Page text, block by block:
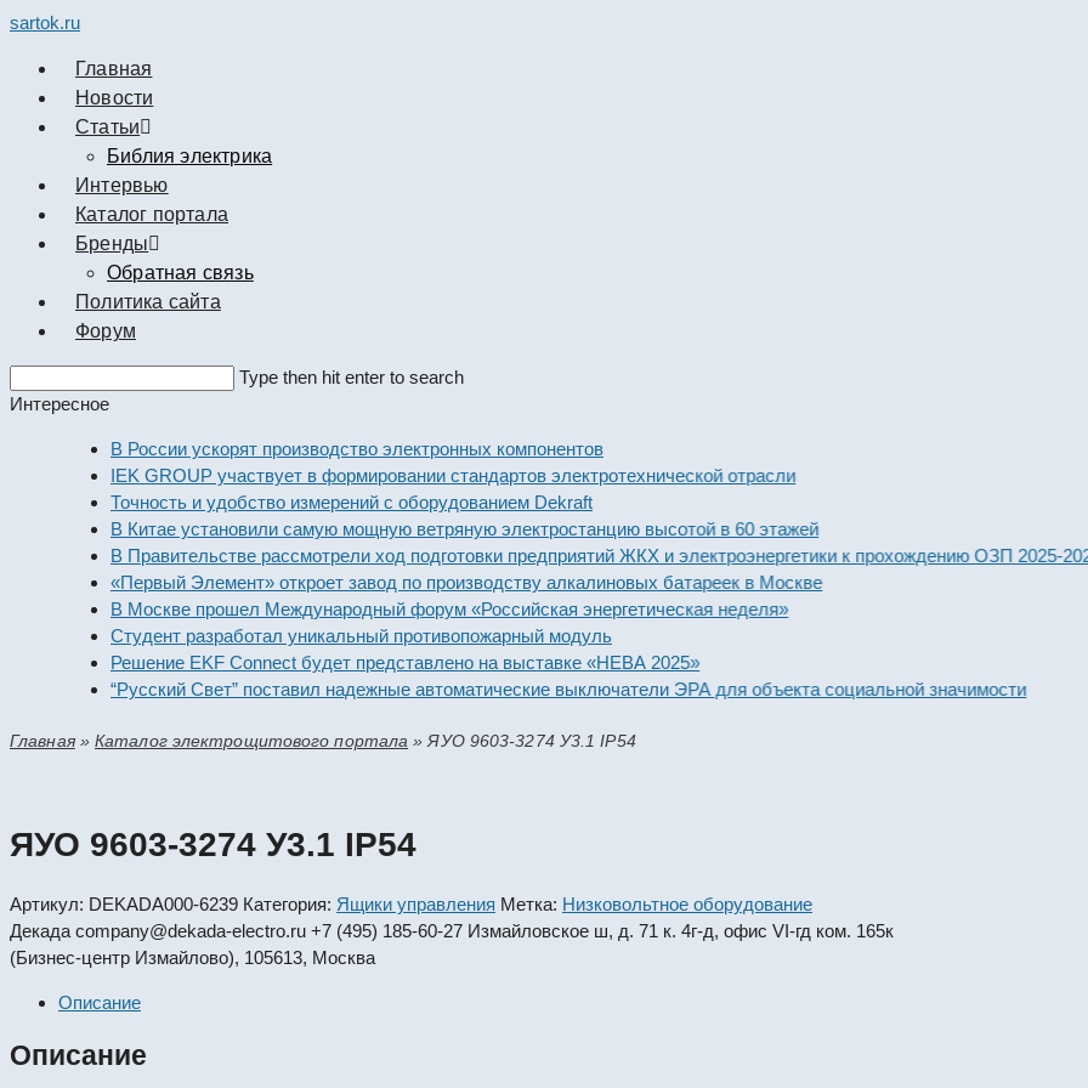
sartok.ru
Главная
Новости
Cтатьи
Библия электрика
Интервью
Каталог портала
Бренды
Обратная связь
Политика сайта
Форум
this
Type then hit enter to search
Интересное
В России ускорят производство электронных компонентов
IEK GROUP участвует в формировании стандартов электротехнической отрасли
Точность и удобство измерений с оборудованием Dekraft
В Китае установили самую мощную ветряную электростанцию высотой в 60 этажей
В Правительстве рассмотрели ход подготовки предприятий ЖКХ и электроэнергетики к прохождению ОЗП 2025-2026
«Первый Элемент» откроет завод по производству алкалиновых батареек в Москве
В Москве прошел Международный форум «Российская энергетическая неделя»
Студент разработал уникальный противопожарный модуль
Решение EKF Connect будет представлено на выставке «НЕВА 2025»
“Русский Свет” поставил надежные автоматические выключатели ЭРА для объекта социальной значимости
Главная»Каталог электрощитового портала »ЯУО 9603-3274 У3.1 IP54
ЯУО 9603-3274 У3.1 IP54
Артикул: DEKADA000-6239 Категория: Ящики управления Метка: Низковольтное оборудование
Декада company@dekada-electro.ru +7 (495) 185-60-27 Измайловское ш, д. 71 к. 4г-д, офис VI-гд ком. 165к
(Бизнес-центр Измайлово), 105613, Москва
Описание
Описание